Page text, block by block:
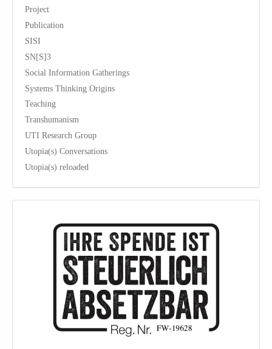
Project
Publication
SISI
SN[S]3
Social Information Gatherings
Systems Thinking Origins
Teaching
Transhumanism
UTI Research Group
Utopia(s) Conversations
Utopia(s) reloaded